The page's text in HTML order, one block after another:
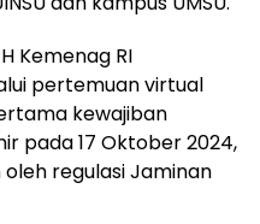
Kemenag RI
pertemuan virtual
kewajiban
pada 17 Oktober 2024,
regulasi Jaminan